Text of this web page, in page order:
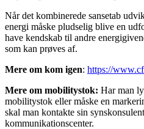
Når det kombinerede sansetab
energi måske pludselig blive en
have kendskab til andre
som kan prøves af.
Mere om kom igen: https://
Mere om mobilitystok: Har man
mobilitystok eller måske en
skal man kontakte sin
kommunikationscenter.